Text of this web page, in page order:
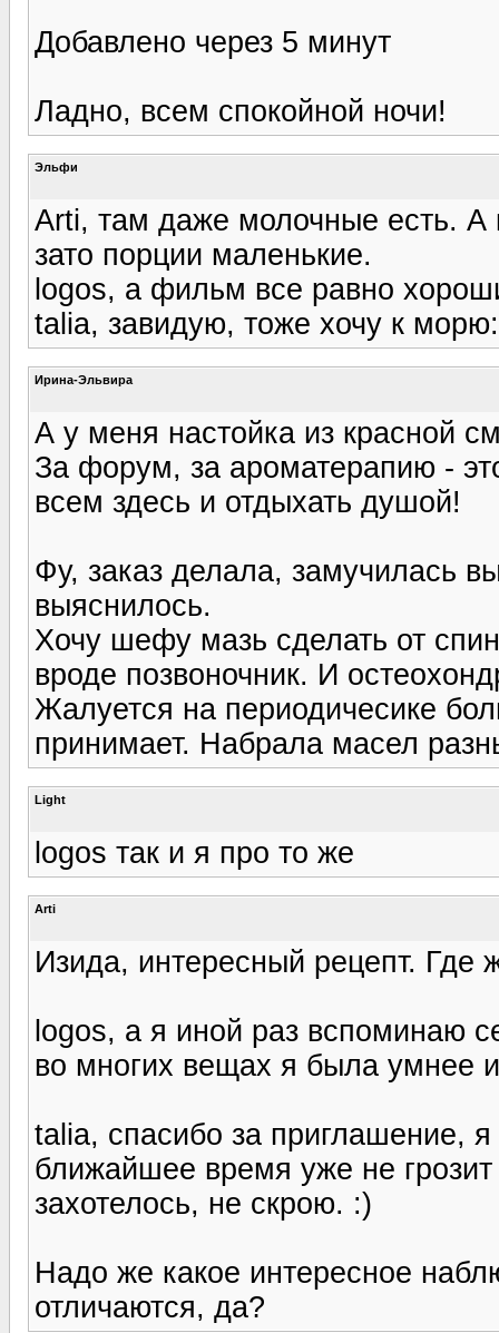
Добавлено через 5 минут
Ладно, всем спокойной ночи!
Эльфи
Arti, там даже молочные есть. А
зато порции маленькие.
logos, а фильм все равно
talia, завидую, тоже хочу к
Ирина-Эльвира
А у меня настойка из красной
За форум, за ароматерапию -
всем здесь и отдыхать душой!
Фу, заказ делала, замучилась
выяснилось.
Хочу шефу мазь сделать от
вроде позвоночник. И
Жалуется на периодичесике
принимает. Набрала масел
Light
logos так и я про то же
Arti
Изида, интересный рецепт. Где
logos, а я иной раз вспоминаю
во многих вещах я была умнее
talia, спасибо за приглашение,
ближайшее время уже не
захотелось, не скрою. :)
Надо же какое интересное
отличаются, да?